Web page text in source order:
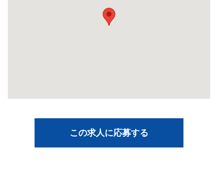
この求人に応募する